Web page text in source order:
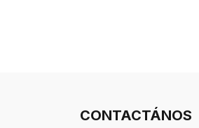
CONTACTÁNOS